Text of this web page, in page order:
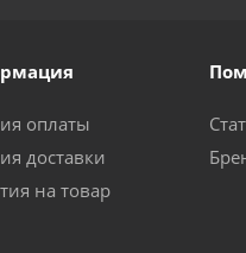
оплаты
доставки
на товар